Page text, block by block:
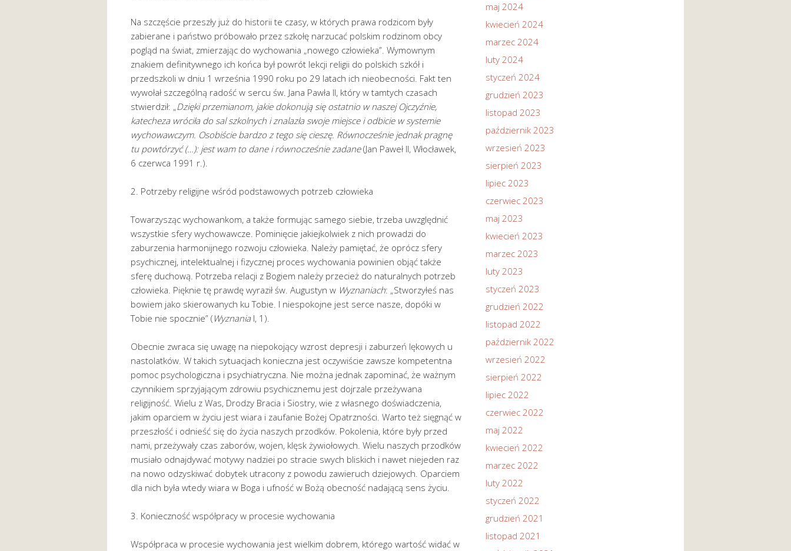
Na szczęście przeszły już do historii te czasy, w których prawa rodzicom były
zabierane i państwo próbowało przez szkołę narzucać polskim rodzinom obcy
pogląd na świat, zmierzając do wychowania „nowego człowieka”. Wymownym
znakiem definitywnego ich końca był powrót lekcji religii do polskich szkół i
przedszkoli w dniu 1 września 1990 roku po 29 latach ich nieobecności. Fakt ten
wywołał szczególną radość w sercu św. Jana Pawła II, który w tamtych czasach
stwierdził: „Dzięki przemianom, jakie dokonują się ostatnio w naszej Ojczyźnie,
katecheza wróciła do sal szkolnych i znalazła swoje miejsce i odbicie w systemie
wychowawczym. Osobiście bardzo z tego się cieszę. Równocześnie jednak pragnę
tu powtórzyć (…): jest wam to dane i równocześnie zadane(Jan Paweł II, Włocławek,
6 czerwca 1991 r.).
2. Potrzeby religijne wśród podstawowych potrzeb człowieka
Towarzysząc wychowankom, a także formując samego siebie, trzeba uwzględnić
wszystkie sfery wychowawcze. Pominięcie jakiejkolwiek z nich prowadzi do
zaburzenia harmonijnego rozwoju człowieka. Należy pamiętać, że oprócz sfery
psychicznej, intelektualnej i fizycznej proces wychowania powinien objąć także
sferę duchową. Potrzeba relacji z Bogiem należy przecież do naturalnych potrzeb
człowieka. Pięknie tę prawdę wyraził św. Augustyn w Wyznaniach: „Stworzyłeś nas
bowiem jako skierowanych ku Tobie. I niespokojne jest serce nasze, dopóki w
Tobie nie spocznie” ( WyznaniaI, 1).
Obecnie zwraca się uwagę na niepokojący wzrost depresji i zaburzeń lękowych u
nastolatków. W takich sytuacjach konieczna jest oczywiście zawsze kompetentna
pomoc psychologiczna i psychiatryczna. Nie można jednak zapominać, że ważnym
czynnikiem sprzyjającym zdrowiu psychicznemu jest dojrzale przeżywana
religijność. Wielu z Was, Drodzy Bracia i Siostry, wie z własnego doświadczenia,
jakim oparciem w życiu jest wiara i zaufanie Bożej Opatrzności. Warto też sięgnąć w
przeszłość i odnieść się do życia naszych przodków. Pokolenia, które były przed
nami, przeżywały czas zaborów, wojen, klęsk żywiołowych. Wielu naszych przodków
musiało odnajdywać motywy nadziei po stracie swych bliskich i nawet niejeden raz
na nowo odzyskiwać dobytek utracony z powodu zawieruch dziejowych. Oparciem
dla nich była wtedy wiara w Boga i ufność w Bożą obecność nadającą sens życiu.
3. Konieczność współpracy w procesie wychowania
Współpraca w procesie wychowania jest wielkim dobrem, którego wartość widać w
maj 2024
kwiecień 2024
marzec 2024
luty 2024
styczeń 2024
grudzień 2023
listopad 2023
październik 2023
wrzesień 2023
sierpień 2023
lipiec 2023
czerwiec 2023
maj 2023
kwiecień 2023
marzec 2023
luty 2023
styczeń 2023
grudzień 2022
listopad 2022
październik 2022
wrzesień 2022
sierpień 2022
lipiec 2022
czerwiec 2022
maj 2022
kwiecień 2022
marzec 2022
luty 2022
styczeń 2022
grudzień 2021
listopad 2021